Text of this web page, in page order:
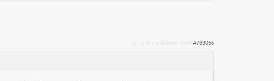
1 år 7 måneder siden #769056